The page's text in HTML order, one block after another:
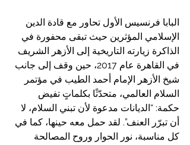
البابا فرنسيس الأول تحاور مع قادة الدين
الإسلامي المؤثرين حيث تبقى محفورة في
الذاكرة زيارته التاريخية إلى الأزهر الشريف
في القاهرة عام 2017، حين وقف إلى جانب
شيخ الأزهر الإمام أحمد الطيب في مؤتمر
السلام العالمي، متحدّثًا بكلماتٍ تفيض
حكمة: “الديانات مدعوة لأن تبني السلام، لا
أن تبرّر العنف”. لقد حمل معه حينها، كما في
كل مناسبة، نور الحوار وروح المصالحة